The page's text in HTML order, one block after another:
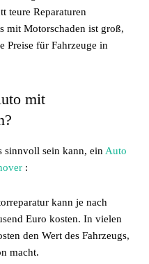
teure Reparaturen
mit Motorschaden ist groß,
Preise für Fahrzeuge in
mit
sinnvoll sein kann, ein Auto
:
kann je nach
Euro kosten. In vielen
den Wert des Fahrzeugs,
macht.